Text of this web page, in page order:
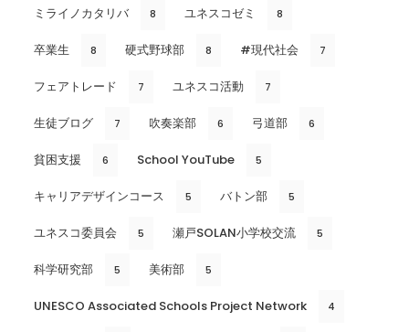
ミライノカタリバ 8 ユネスコゼミ 8
卒業生 8 硬式野球部 8 #現代社会 7
フェアトレード 7 ユネスコ活動 7
生徒ブログ 7 吹奏楽部 6 弓道部 6
貧困支援 6 School YouTube 5
キャリアデザインコース 5 バトン部 5
ユネスコ委員会 5 瀬戸SOLAN小学校交流 5
科学研究部 5 美術部 5
UNESCO Associated Schools Project Network 4